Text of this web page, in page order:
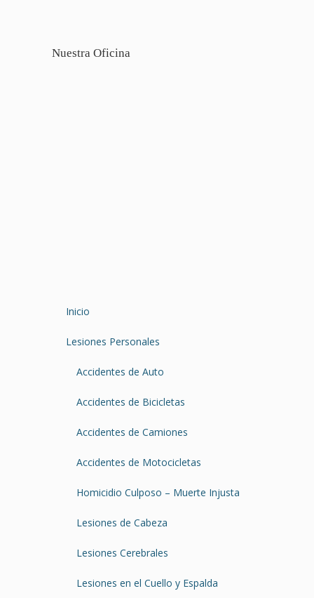
Nuestra Oficina
Inicio
Lesiones Personales
Accidentes de Auto
Accidentes de Bicicletas
Accidentes de Camiones
Accidentes de Motocicletas
Homicidio Culposo – Muerte Injusta
Lesiones de Cabeza
Lesiones Cerebrales
Lesiones en el Cuello y Espalda